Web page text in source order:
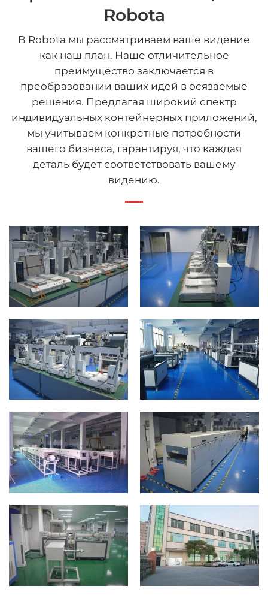
Robota
В Robota мы рассматриваем ваше видение
как наш план. Наше отличительное
преимущество заключается в
преобразовании ваших идей в осязаемые
решения. Предлагая широкий спектр
индивидуальных контейнерных приложений,
мы учитываем конкретные потребности
вашего бизнеса, гарантируя, что каждая
деталь будет соответствовать вашему
видению.